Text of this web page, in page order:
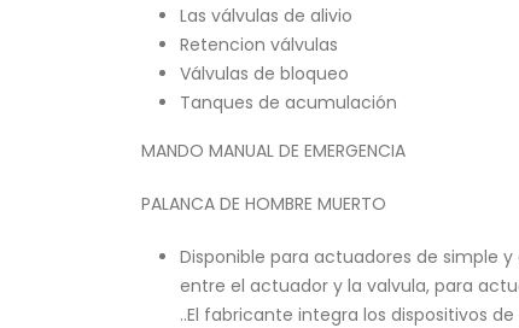
Las válvulas de alivio
Retencion válvulas
Válvulas de bloqueo
Tanques de acumulación
MANDO MANUAL DE EMERGENCIA
PALANCA DE HOMBRE MUERTO
Disponible para actuadores de simple
entre el actuador y la valvula, para
..El fabricante integra los dispositivos